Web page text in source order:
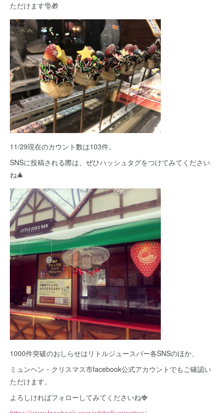
ただけます🎅🎁
11/29現在のカウント数は103件。
SNSに投稿される際は、ぜひハッシュタグをつけてみてください
ね🎄
1000件突破のおしらせはリトルジュースバー各SNSのほか、
ミュンヘン・クリスマス市facebook公式アカウントでもご確認い
ただけます。
よろしければフォローしてみてくださいね🍓